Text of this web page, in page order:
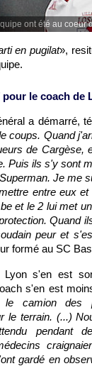
ont été au coeur
en pugilat»,
pour le coach de
a démarré,
coups. Quand
de Cargèse,
Puis ils s'y sont
Je me
entre eux
et le 2 lui met
Quand
peur et
formé au SC
s'en est
s'en est
le camion des
le terrain. (...)
pendant
gardé en